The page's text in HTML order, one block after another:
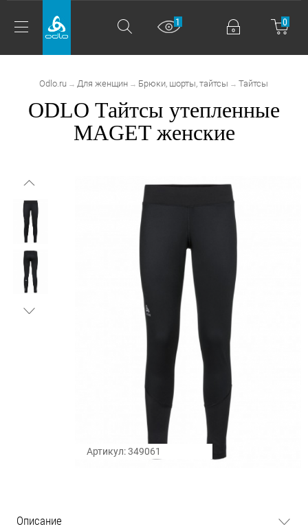
0
1
Odlo.ru → Для женщин → Брюки, шорты, тайтсы → Тайтсы
ODLO Тайтсы утепленные
MAGET женские
Артикул: 349061
Описание